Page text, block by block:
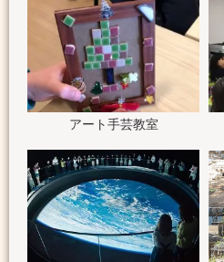
アート手芸教室